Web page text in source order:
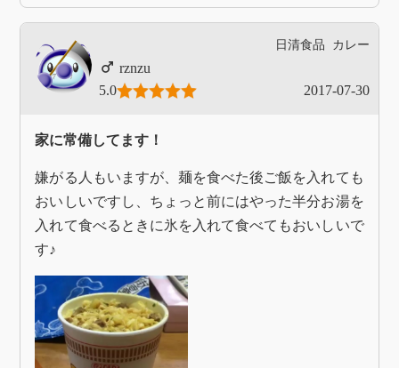
日清食品 カレー
rznzu
5.0
2017-07-30
家に常備してます！
嫌がる人もいますが、麺を食べた後ご飯を入れても
おいしいですし、ちょっと前にはやった半分お湯を
入れて食べるときに氷を入れて食べてもおいしいで
す♪